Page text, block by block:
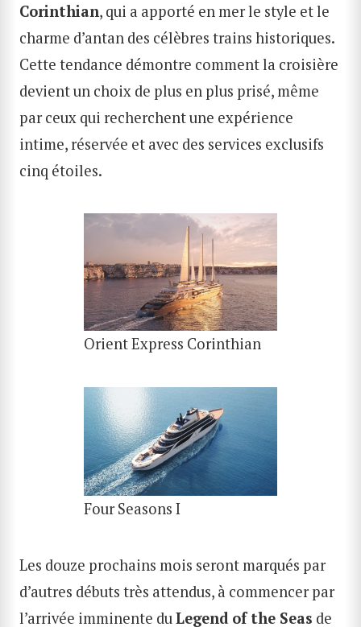
Corinthian, qui a apporté en mer le style et le
charme d’antan des célèbres trains historiques.
Cette tendance démontre comment la croisière
devient un choix de plus en plus prisé, même
par ceux qui recherchent une expérience
intime, réservée et avec des services exclusifs
cinq étoiles.
Orient Express Corinthian
Four Seasons I
Les douze prochains mois seront marqués par
d’autres débuts très attendus, à commencer par
l’arrivée imminente duLegend of the Seas de